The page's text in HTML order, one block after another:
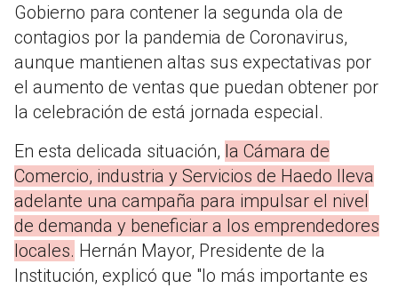
Gobierno para contener la segunda ola de
contagios por la pandemia de Coronavirus,
aunque mantienen altas sus expectativas por
el aumento de ventas que puedan obtener por
la celebración de está jornada especial.
En esta delicada situación, la Cámara de
Comercio, industria y Servicios de Haedo lleva
adelante una campaña para impulsar el nivel
de demanda y beneficiar a los emprendedores
locales. Hernán Mayor, Presidente de la
Institución, explicó que "lo más importante es